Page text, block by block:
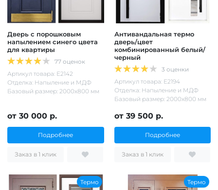
Дверь с порошковым
напылением синего цвета
для квартиры
77 оценок
Артикул товара: Е2142
Отделка: Напыление и МДФ
Базовый размер: 2000х800 мм
от 30 000 р.
Подробнее
Заказ в 1 клик
Антивандальная термо
дверь/цвет
комбинированный белый/
черный
3 оценки
Артикул товара: Е2194
Отделка: Напыление и МДФ
Базовый размер: 2000х800 мм
от 39 500 р.
Подробнее
Заказ в 1 клик
Термо Термо